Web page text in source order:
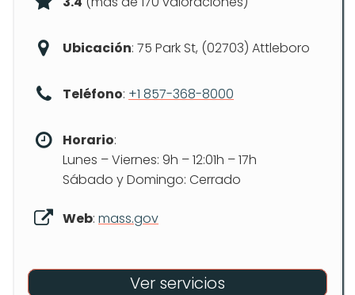
Ubicación: 75 Park St, (02703) Attleboro
Teléfono: +1 857-368-8000
Horario:
Lunes – Viernes: 9h – 12:01h – 17h
Sábado y Domingo: Cerrado
Web: mass.gov
Ver servicios